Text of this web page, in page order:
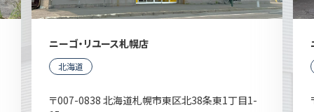
ニーゴ・リユース札幌店
北海道
〒007-0838 北海道札幌市東区北38条東1丁目1-